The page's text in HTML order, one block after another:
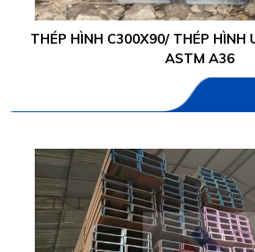
THÉP HÌNH C300X90/ THÉP HÌNH
ASTM A36